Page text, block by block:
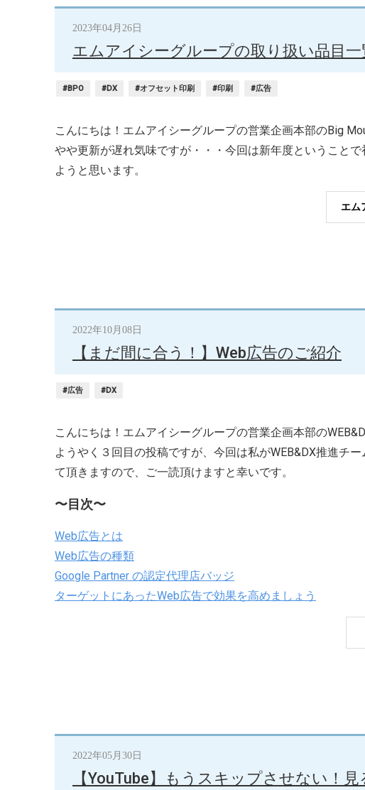
2023年04月26日
エムアイシーグループの取り扱い品目一
#BPO #DX #オフセット印刷 #印刷 #広告
こんにちは！エムアイシーグループの営業企画本部のBig
やや更新が遅れ気味ですが・・・今回は新年度ということで
ようと思います。
エム
2022年10月08日
【まだ間に合う！】Web広告のご紹介
#広告 #DX
こんにちは！エムアイシーグループの営業企画本部の
ようやく３回目の投稿ですが、今回は私がWEB&DX推進チ
て頂きますので、ご一読頂けますと幸いです。
〜目次〜
Web広告とは
Web広告の種類​
Google Partner の認定代理店バッジ
ターゲットにあったWeb広告で効果を高めましょう
2022年05月30日
【YouTube】もうスキップさせない！